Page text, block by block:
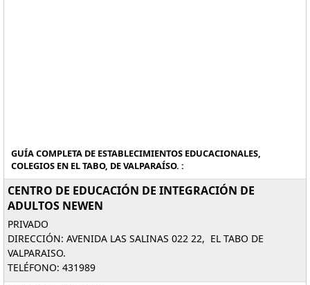
GUÍA COMPLETA DE ESTABLECIMIENTOS EDUCACIONALES,
COLEGIOS EN EL TABO, DE VALPARAÍSO. :
CENTRO DE EDUCACIÓN DE INTEGRACIÓN DE
ADULTOS NEWEN
PRIVADO
DIRECCIÓN: AVENIDA LAS SALINAS 022 22, EL TABO DE
VALPARAISO.
TELÉFONO: 431989